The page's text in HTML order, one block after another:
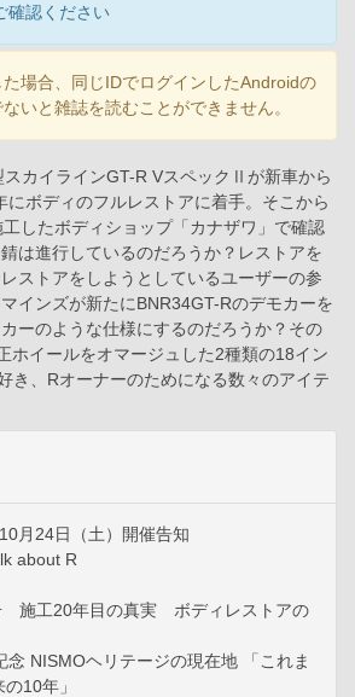
確認ください
場合、同じIDでログインしたAndroidの
いと雑誌を読むことができません。
カイラインGT-R VスペックⅡが新車から
ボディのフルレストアに着手。そこから
したボディショップ「カナザワ」で確認
は進行しているのだろうか？レストアを
ストアをしようとしているユーザーの参
インズが新たにBNR34GT-Rのデモカーを
ーのような仕様にするのだろうか？その
ホイールをオマージュした2種類の18イン
き、Rオーナーのためになる数々のアイテ
月24日（土）開催告知
about R
施工20年目の真実 ボディレストアの
念 NISMOヘリテージの現在地 「これま
10年」